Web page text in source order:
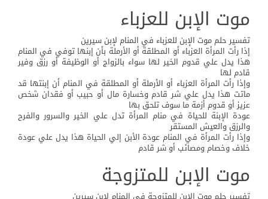
موت الإبن للعزباء
تفسير حلم موت الإبن للعزباء في المنام لإبن سيرين
إذا رأت المرأة العزباء أو المطلقة أو الأرملة بأن إبنها توفي في المنام
هذا يدل علي قدوم الخير لها سواء بالزواج أو الوظيفة أو رزق وفير
قادم لها
وإذا رأت المرأة العزباء أو الأرملة أو المطلقة في المنام أن إبنتها قد
ماتت هذا يدل علي شر قادم وخسارة مال أو حبيب أو فقدان شخص
عزيز أو قدوم أزمة ما سوف تلحق بها
عودة الإبنة للحياة في منام المرأة تدل علي الخير والسرور والفرح
والرزق والعيش المستقر
وإذا رأت المرأة في المنام عودة الأبن إلي الحياة هذا يدل علي عودة
خلاف وخصام ومصائب أو شر قادم
موت الإبن للمتزوجة
تفسير حلم موت الإبن للمتزوجة في المنام لإبن سيرين